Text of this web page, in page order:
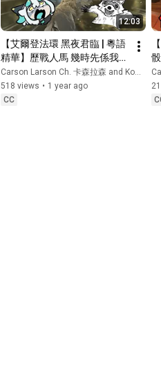
12:03
【艾爾登法環 黑夜君臨 | 粵語
精華】歷戰人馬 幾時先係我地
回合【HKVtuber/卡森拉森】
Carson Larson Ch. 卡森拉森 and Komori Komodo Ch.
518 views • 1 year ago
CC